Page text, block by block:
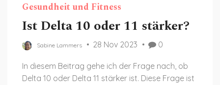
Gesundheit und Fitness
Ist Delta 10 oder 11 stärker?
Sabine Lammers 28 Nov 2023 0
In diesem Beitrag gehe ich der Frage nach, ob
Delta 10 oder Delta 11 stärker ist. Diese Frage ist